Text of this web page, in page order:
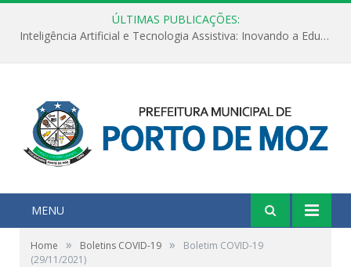
ÚLTIMAS PUBLICAÇÕES:
Inteligência Artificial e Tecnologia Assistiva: Inovando a Educação Especial e Inclusiva
MENU
Home » Boletins COVID-19 »
Boletim COVID-19
(29/11/2021)